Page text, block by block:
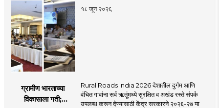
१८ जून २०२६
ग्रामीण भारताच्या
विकासाला गती;
Rural Roads India 2026 देशातील दुर्गम आणि
वंचित गावांना सर्व ऋतूंमध्ये सुरक्षित व अखंड रस्ते संपर्क
उपलब्ध करून देण्यासाठी केंद्र सरकारने २०२६-२७ या